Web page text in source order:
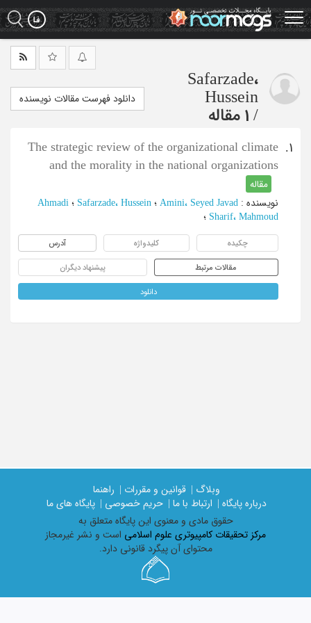
Skip
to
main
Safarzade،
Hussein
/ 1 مقاله
دانلود فهرست مقالات نویسنده
1.
The strategic review of the organizational climate
and the morality in the national organizations
مقاله
نویسنده : Amini، Seyed Javad ؛ Safarzade، Hussein ؛ Ahmadi
Sharif، Mahmoud ؛
چکیده کلیدواژه آدرس
مقالات مرتبط پیشنهاد دیگران
دانلود
وبلاگ | قوانین و مقررات |
راهنما
درباره پایگاه |
ارتباط با ما | حریم خصوصی |
پایگاه های ما
حقوق مادی و معنوی اين پايگاه متعلق به
مرکز تحقیقات کامپیوتری علوم اسلامی است و نشر غیرمجاز
محتوای آن پیگرد قانونی دارد.